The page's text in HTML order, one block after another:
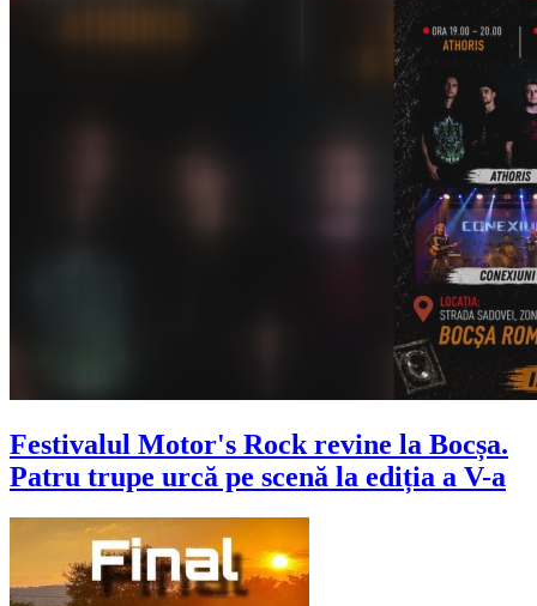
Festivalul Motor's Rock revine la Bocșa.
Patru trupe urcă pe scenă la ediția a V-a